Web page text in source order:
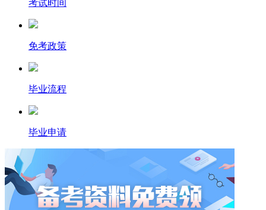
考试时间
免考政策
毕业流程
毕业申请